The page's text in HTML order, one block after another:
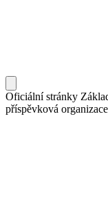
Oficiální stránky
příspěvková